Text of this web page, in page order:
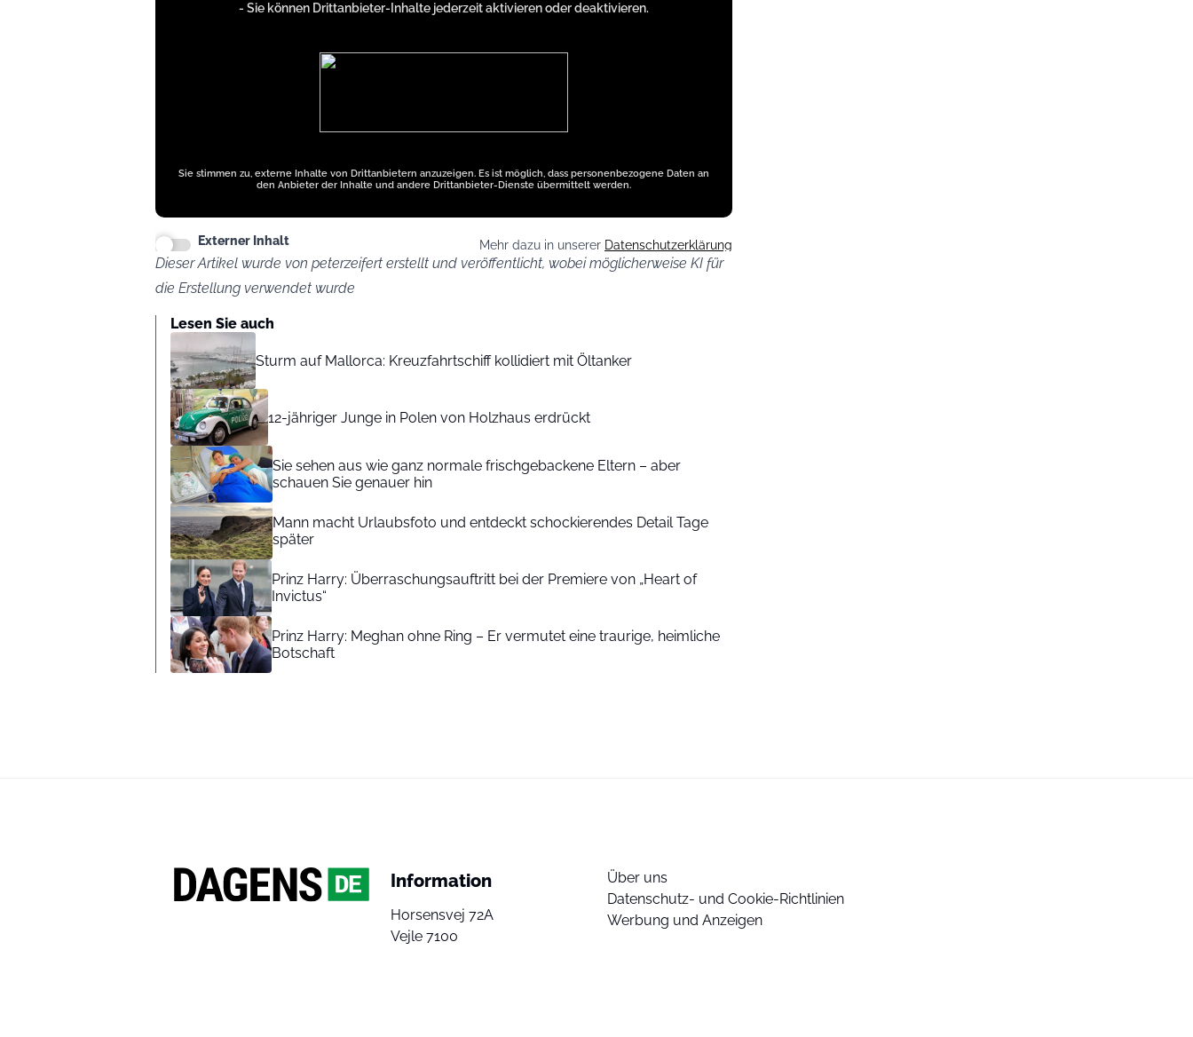
- Sie können Drittanbieter-Inhalte jederzeit aktivieren oder deaktivieren.
Sie stimmen zu, externe Inhalte von Drittanbietern anzuzeigen. Es ist möglich, dass personenbezogene Daten an
den Anbieter der Inhalte und andere Drittanbieter-Dienste übermittelt werden.
Externer Inhalt Mehr dazu in unserer Datenschutzerklärung
Dieser Artikel wurde von peterzeifert erstellt und veröffentlicht, wobei möglicherweise KI für
die Erstellung verwendet wurde
Lesen Sie auch
Sturm auf Mallorca: Kreuzfahrtschiff kollidiert mit Öltanker
12-jähriger Junge in Polen von Holzhaus erdrückt
Sie sehen aus wie ganz normale frischgebackene Eltern – aber
schauen Sie genauer hin
Mann macht Urlaubsfoto und entdeckt schockierendes Detail Tage
später
Prinz Harry: Überraschungsauftritt bei der Premiere von „Heart of
Invictus“
Prinz Harry: Meghan ohne Ring – Er vermutet eine traurige, heimliche
Botschaft
Information
Horsensvej 72A
Vejle 7100
Über uns
Datenschutz- und Cookie-Richtlinien
Werbung und Anzeigen